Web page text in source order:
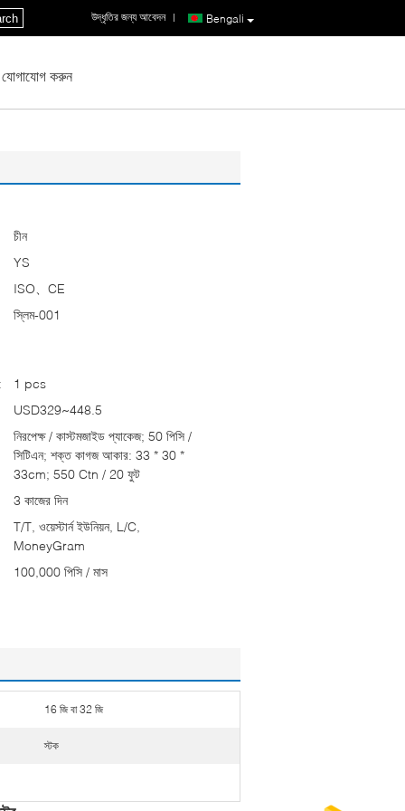
Bengali
উদ্ধৃতির জন্য আবেদন |
যোগাযোগ করুন
চীন
YS
ISO、CE
স্লিম-001
1 pcs
USD329~448.5
নিরপেক্ষ / কাস্টমজাইড প্যাকেজ; 50 পিসি /
সিটিএন; শক্ত কাগজ আকার: 33 * 30 *
33cm; 550 Ctn / 20 ফুট
3 কাজের দিন
T/T, ওয়েস্টার্ন ইউনিয়ন, L/C,
MoneyGram
100,000 পিসি / মাস
16 জি বা 32 জি
স্টক